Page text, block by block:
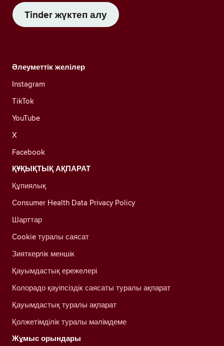
Tinder жүктеп алу
Әлеуметтік желілер
Instagram
TikTok
YouTube
X
Facebook
ҚҰҚЫҚТЫҚ АҚПАРАТ
Құпиялық
Consumer Health Data Privacy Policy
Шарттар
Cookie туралы саясат
Зияткерлік меншік
Қауымдастық ережелері
Колорадо қауіпсіздік саясаты туралы ақпарат
Қауымдастық туралы ақпарат
Қолжетімділік туралы мәлімдеме
Жұмыс орындары